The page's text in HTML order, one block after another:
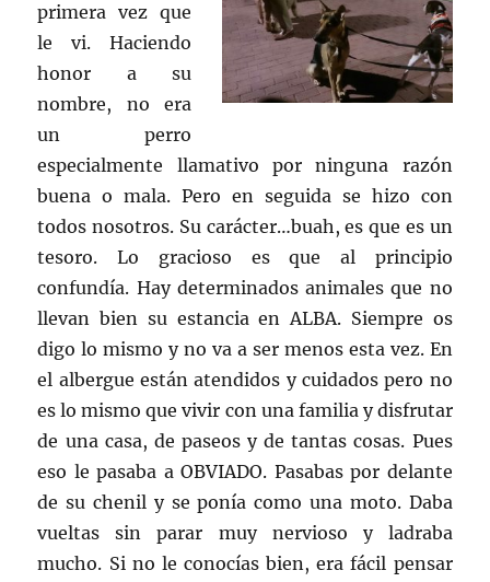
primera vez que
le vi. Haciendo
honor a su
nombre, no era
un perro
especialmente llamativo por ninguna razón
buena o mala. Pero en seguida se hizo con
todos nosotros. Su carácter…buah, es que es un
tesoro. Lo gracioso es que al principio
confundía. Hay determinados animales que no
llevan bien su estancia en ALBA. Siempre os
digo lo mismo y no va a ser menos esta vez. En
el albergue están atendidos y cuidados pero no
es lo mismo que vivir con una familia y disfrutar
de una casa, de paseos y de tantas cosas. Pues
eso le pasaba a OBVIADO. Pasabas por delante
de su chenil y se ponía como una moto. Daba
vueltas sin parar muy nervioso y ladraba
mucho. Si no le conocías bien, era fácil pensar